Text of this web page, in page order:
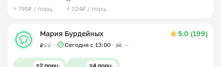
≈ 795₽ / порц.
фаршем
≈ 224₽ / порц.
Мария Бурдейных 5.0 (199)
₽₽₽ Сегодня с 13:00 —
≈2 порц. ≈4 порц.